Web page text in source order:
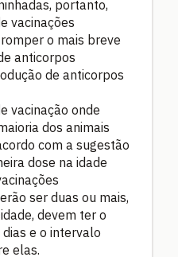
portanto,
vacinações
o mais breve
anticorpos
de anticorpos
vacinação onde
dos animais
com a sugestão
dose na idade
ser duas ou mais,
devem ter o
e o intervalo
elas.